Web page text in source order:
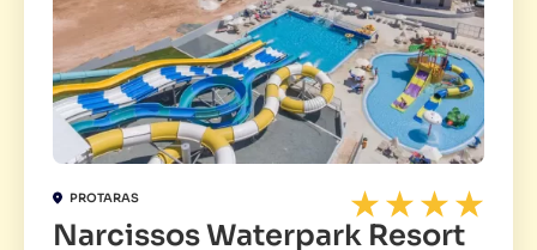
PROTARAS
Narcissos Waterpark Resort